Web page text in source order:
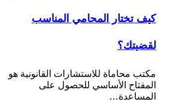
كيف تختار المحامي المناسب
لقضيتك؟
مكتب محاماة للاستشارات القانونية هو
المفتاح الأساسي للحصول على
المساعدة…